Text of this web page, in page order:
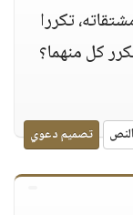
تكررا
كل منهما؟
تصميم دعوي